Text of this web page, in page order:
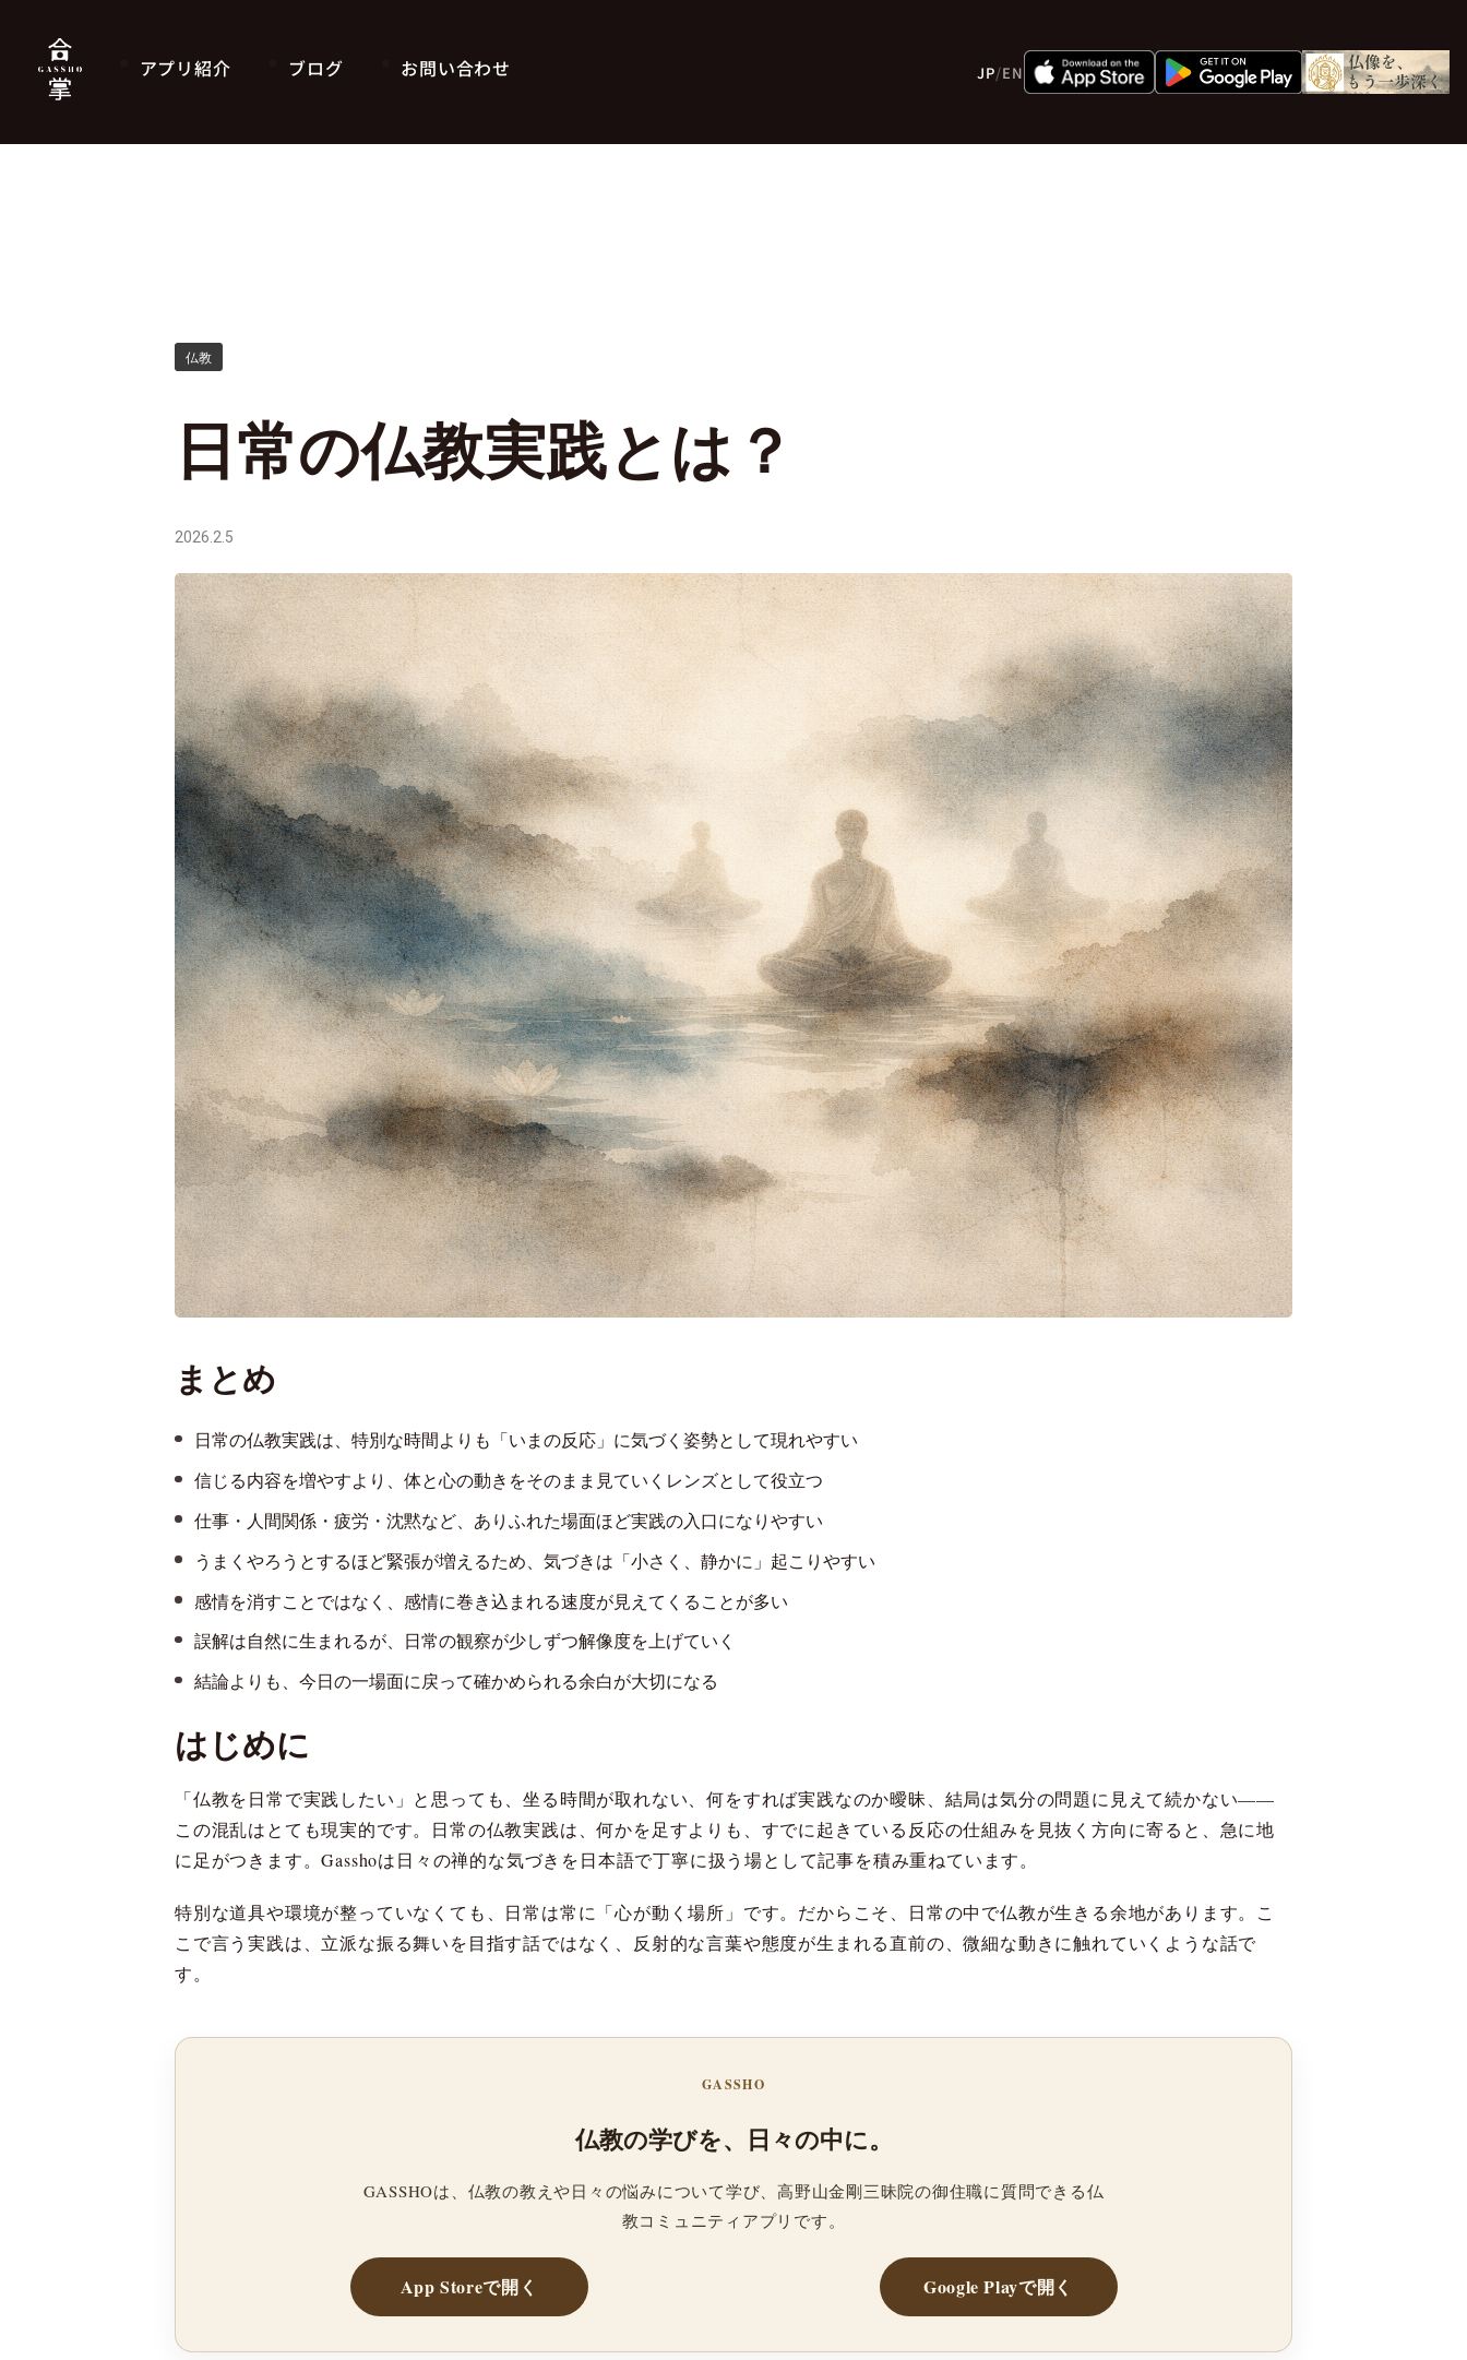
アプリ紹介 ブログ お問い合わせ JP/EN
仏教
日常の仏教実践とは？
2026.2.5
まとめ
日常の仏教実践は、特別な時間よりも「いまの反応」に気づく姿勢として現れやすい
信じる内容を増やすより、体と心の動きをそのまま見ていくレンズとして役立つ
仕事・人間関係・疲労・沈黙など、ありふれた場面ほど実践の入口になりやすい
うまくやろうとするほど緊張が増えるため、気づきは「小さく、静かに」起こりやすい
感情を消すことではなく、感情に巻き込まれる速度が見えてくることが多い
誤解は自然に生まれるが、日常の観察が少しずつ解像度を上げていく
結論よりも、今日の一場面に戻って確かめられる余白が大切になる
はじめに
「仏教を日常で実践したい」と思っても、坐る時間が取れない、何をすれば実践なのか曖昧、結局は気分の問題に見えて続かない——
この混乱はとても現実的です。日常の仏教実践は、何かを足すよりも、すでに起きている反応の仕組みを見抜く方向に寄ると、急に地
に足がつきます。Gasshoは日々の禅的な気づきを日本語で丁寧に扱う場として記事を積み重ねています。
特別な道具や環境が整っていなくても、日常は常に「心が動く場所」です。だからこそ、日常の中で仏教が生きる余地があります。こ
こで言う実践は、立派な振る舞いを目指す話ではなく、反射的な言葉や態度が生まれる直前の、微細な動きに触れていくような話で
す。
GASSHO
仏教の学びを、日々の中に。
GASSHOは、仏教の教えや日々の悩みについて学び、高野山金剛三昧院の御住職に質問できる仏
教コミュニティアプリです。
App Storeで開く Google Playで開く